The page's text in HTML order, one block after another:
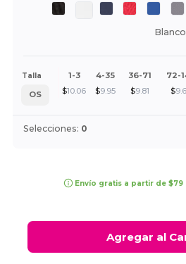
Blanco
Talla 1-3 4-35 36-71 72-
OS $10.06 $9.95 $9.81 $
Selecciones: 0
Envío gratis a partir de $79
Agregar al